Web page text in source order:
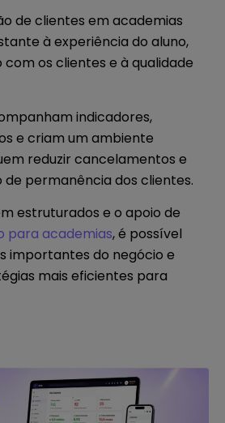
de clientes em academias
à experiência do aluno,
os clientes e à qualidade
indicadores,
e criam um ambiente
reduzir cancelamentos e
permanência dos clientes.
estruturados e o apoio de
para academias, é possível
importantes do negócio e
mais eficientes para